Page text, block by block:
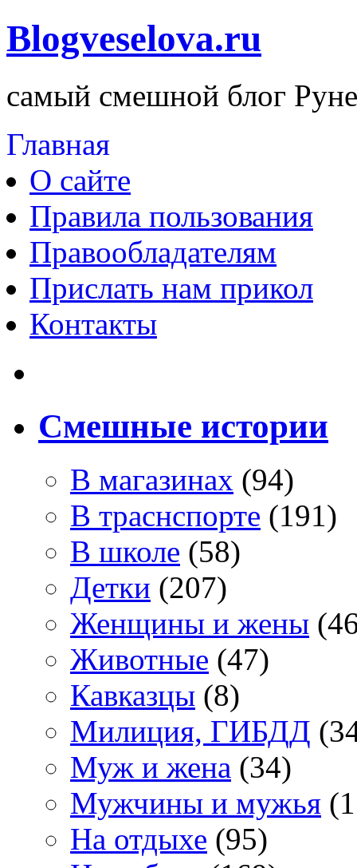
Blogveselova.ru
самый смешной блог
Главная
О сайте
Правила пользования
Правообладателям
Прислать нам прикол
Контакты
Смешные истории
В магазинах (94)
В траснспорте (191)
В школе (58)
Детки (207)
Женщины и жены
Животные (47)
Кавказцы (8)
Милиция, ГИБДД
Муж и жена (34)
Мужчины и мужья
На отдыхе (95)